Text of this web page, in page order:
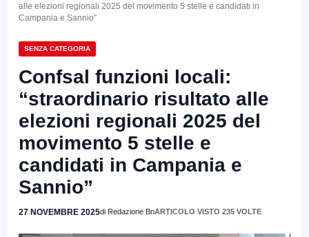
alle elezioni regionali 2025 del movimento 5 stelle e candidati in
Campania e Sannio”
SENZA CATEGORIA
Confsal funzioni locali:
“straordinario risultato alle
elezioni regionali 2025 del
movimento 5 stelle e
candidati in Campania e
Sannio”
27 NOVEMBRE 2025di Redazione BnARTICOLO VISTO 235 VOLTE